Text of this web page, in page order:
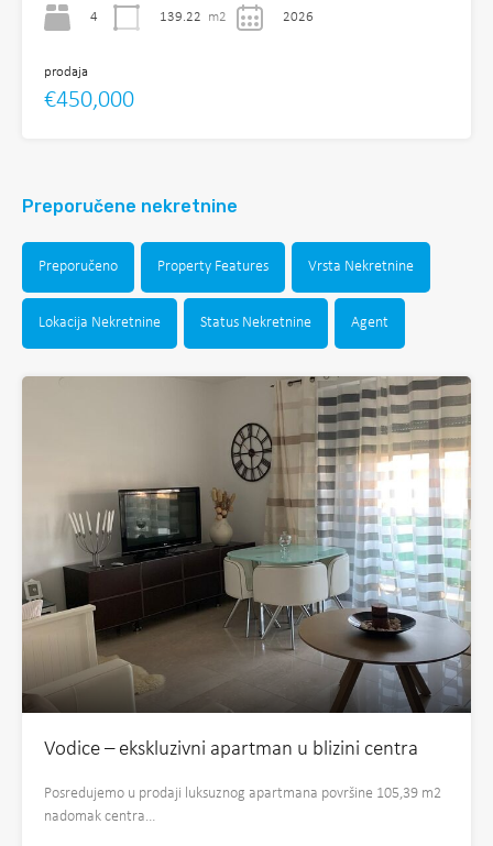
4 139.22 m2 2026
prodaja
€450,000
Preporučene nekretnine
Preporučeno Property Features Vrsta Nekretnine
Lokacija Nekretnine Status Nekretnine Agent
Vodice – ekskluzivni apartman u blizini centra
Posredujemo u prodaji luksuznog apartmana površine 105,39 m2
nadomak centra…